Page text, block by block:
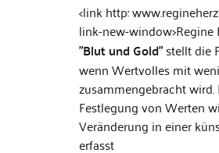
<link http:
link-new-window>Regine
"Blut und Gold"stellt die
wenn Wert­vol­les mit
zusam­men­ge­bracht
Fest­le­gung von Wer­ten
Ver­än­de­rung in einer
erfasst